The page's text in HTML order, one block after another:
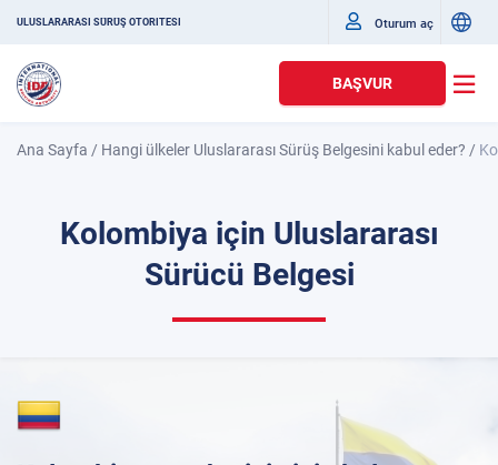
ULUSLARARASI SÜRÜŞ OTORITESI Oturum aç
BAŞVUR
Ana Sayfa / Hangi ülkeler Uluslararası Sürüş Belgesini kabul eder? /
Kolombiya için Uluslararası
Sürücü Belgesi